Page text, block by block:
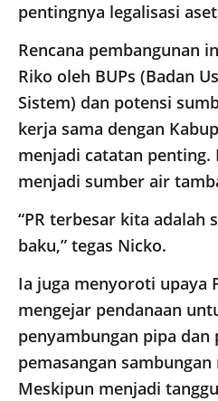
pentingnya legalisasi
Rencana pembangunan
Riko oleh BUPs (Badan
Sistem) dan potensi
kerja sama dengan
menjadi catatan
menjadi sumber air
“PR terbesar kita adalah
baku,” tegas Nicko.
Ia juga menyoroti upaya
mengejar pendanaan
penyambungan pipa dan
pemasangan sambungan
Meskipun menjadi